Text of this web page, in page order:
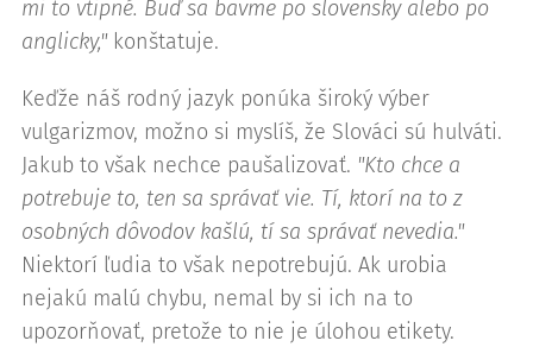
mi to vtipné. Buď sa bavme po slovensky alebo po
anglicky,"konštatuje.
Keďže náš rodný jazyk ponúka široký výber
vulgarizmov, možno si myslíš, že Slováci sú hulváti.
Jakub to však nechce paušalizovať. "Kto chce a
potrebuje to, ten sa správať vie. Tí, ktorí na to z
osobných dôvodov kašlú, tí sa správať nevedia."
Niektorí ľudia to však nepotrebujú. Ak urobia
nejakú malú chybu, nemal by si ich na to
upozorňovať, pretože to nie je úlohou etikety.